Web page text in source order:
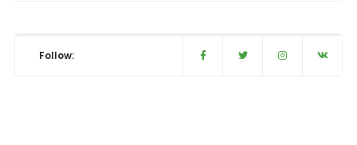
Follow: